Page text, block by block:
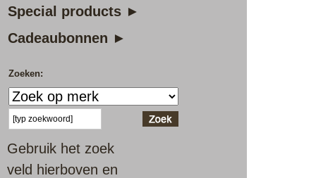
Special products ►
Cadeaubonnen ►
Zoeken:
Gebruik het zoek
veld hierboven en